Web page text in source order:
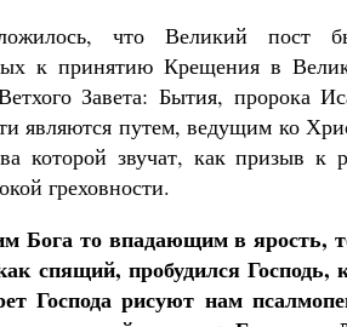
что Великий пост
к принятию Крещения в
Завета: Бытия, пророка
являются путем, ведущим ко
которой звучат, как призыв к
греховности.
то впадающим в ярость,
спящий, пробудился
Господа рисуют нам